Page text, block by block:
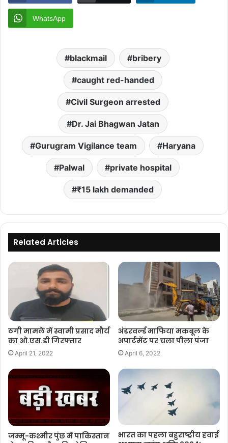
WhatsApp
blackmail bribery
caught red-handed
Civil Surgeon arrested
Dr. Jai Bhagwan Jatan
Gurugram Vigilance team Haryana
Palwal private hospital
₹15 lakh demanded
Related Articles
ठगी मामले में स्वामी प्रसाद मौर्य
का ओ.एस.डी गिरफ्तार
April 21, 2022
अंडरवर्ल्ड माफिया मकबूल के
अपार्टमेंट पर चला पीला पंजा
April 6, 2022
जम्मू-कश्मीर पुंछ में पाकिस्तान
भारत का पहला बहुराष्ट्रीय हवाई